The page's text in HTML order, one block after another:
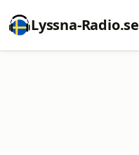
Lyssna-Radio.se